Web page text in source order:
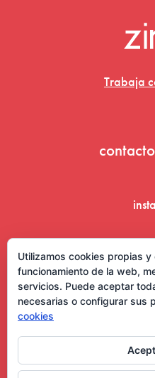
Trabaja
Utilizamos cookies propias
funcionamiento de la web,
servicios. Puede aceptar
necesarias o configurar sus
cookies